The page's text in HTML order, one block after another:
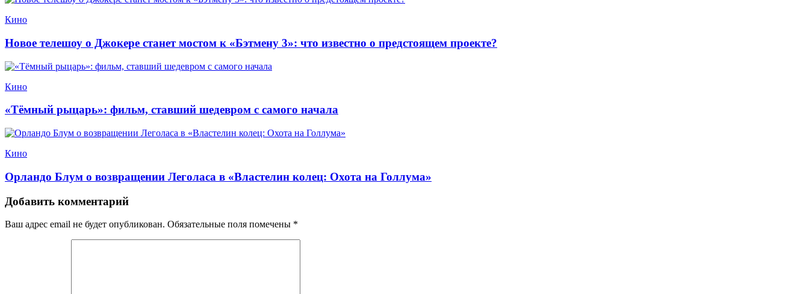
Кино
Новое телешоу о Джокере станет мостом к «Бэтмену 3»: что известно о предстоящем проекте?
Кино
«Тёмный рыцарь»: фильм, ставший шедевром с самого начала
Кино
Орландо Блум о возвращении Леголаса в «Властелин колец: Охота на Голлума»
Добавить комментарий
Ваш адрес email не будет опубликован. Обязательные поля помечены *